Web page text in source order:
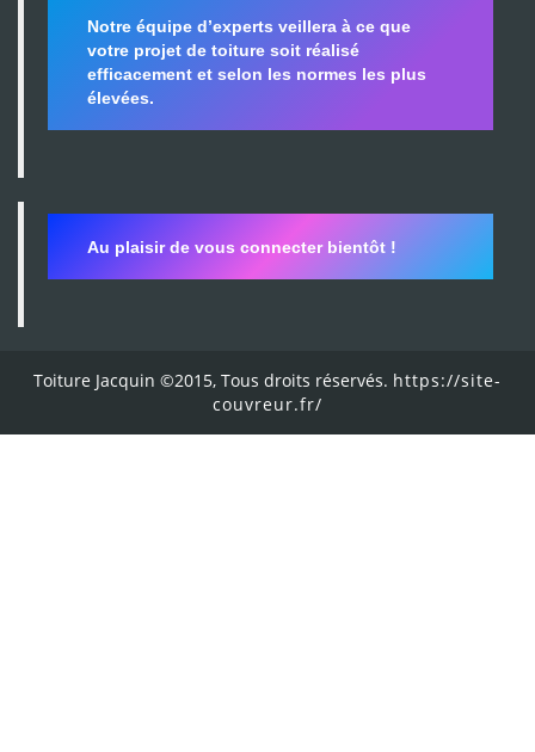
Notre équipe d’experts veillera à ce que
votre projet de toiture soit réalisé
efficacement et selon les normes les plus
élevées.
Au plaisir de vous connecter bientôt !
Toiture Jacquin ©2015, Tous droits réservés. https://site-
couvreur.fr/